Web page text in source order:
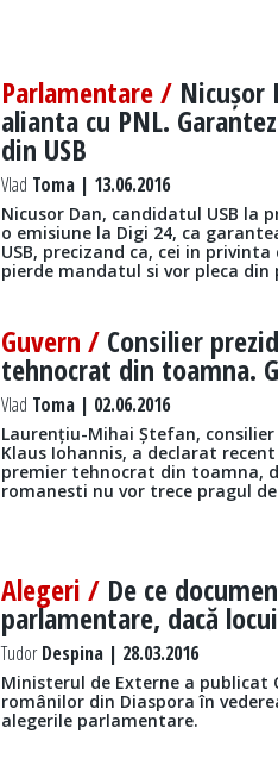
Parlamentare / Nicușor
alianta cu PNL.
din USB
Vlad Toma | 13.06.2016
Nicusor Dan, candidatul USB la
o emisiune la Digi 24, ca
USB, precizand ca, cei in
pierde mandatul si vor pleca din
Guvern / Consilier
tehnocrat din toamna.
Vlad Toma | 02.06.2016
Laurențiu-Mihai Ștefan,
Klaus Iohannis, a declarat
premier tehnocrat din toamna,
romanesti nu vor trece pragul de
Alegeri / De ce
parlamentare, dacă
TudorDespina | 28.03.2016
Ministerul de Externe a publicat
românilor din Diaspora în
alegerile parlamentare.